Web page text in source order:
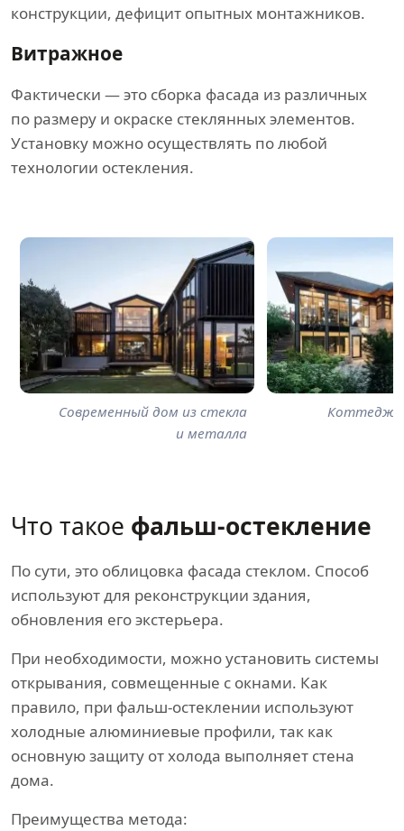
конструкции, дефицит опытных монтажников.
Витражное
Фактически — это сборка фасада из различных
по размеру и окраске стеклянных элементов.
Установку можно осуществлять по любой
технологии остекления.
Современный дом из стекла
и металла
Коттедж
Что такое фальш-остекление
По сути, это облицовка фасада стеклом. Способ
используют для реконструкции здания,
обновления его экстерьера.
При необходимости, можно установить системы
открывания, совмещенные с окнами. Как
правило, при фальш-остеклении используют
холодные алюминиевые профили, так как
основную защиту от холода выполняет стена
дома.
Преимущества метода: